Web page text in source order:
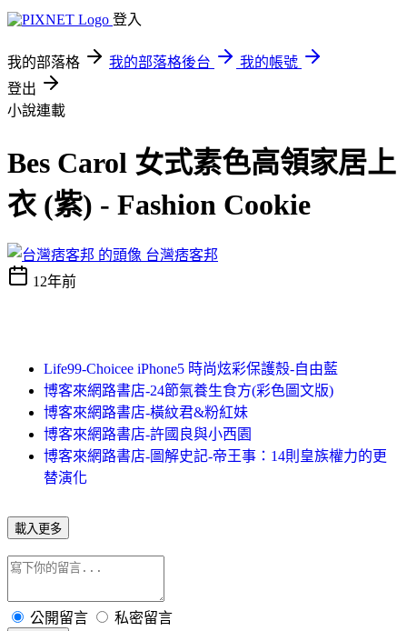
登入
我的部落格 我的部落格後台
我的帳號
登出
小說連載
Bes Carol 女式素色高領家居上
衣 (紫) - Fashion Cookie
台灣痞客邦
12年前
Life99-Choicee iPhone5 時尚炫彩保護殼-自由藍
博客來網路書店-24節氣養生食方(彩色圖文版)
博客來網路書店-橫紋君&粉紅妹
博客來網路書店-許國良與小西園
博客來網路書店-圖解史記-帝王事：14則皇族權力的更
替演化
載入更多
公開留言 私密留言